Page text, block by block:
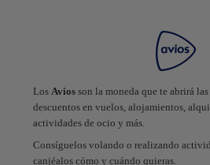
Los Aviosson la moneda que te abrirá
descuentos en vuelos, alojamientos,
actividades de ocio y más.
Consíguelos volando o realizando
canjéalos cómo y cuándo quieras.